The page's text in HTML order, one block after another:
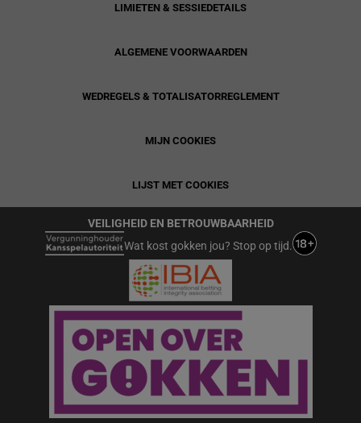
LIMIETEN & SESSIEDETAILS
ALGEMENE VOORWAARDEN
WEDREGELS & TOTALISATORREGLEMENT
MIJN COOKIES
LIJST MET COOKIES
VEILIGHEID EN BETROUWBAARHEID
Wat kost gokken jou? Stop op tijd.